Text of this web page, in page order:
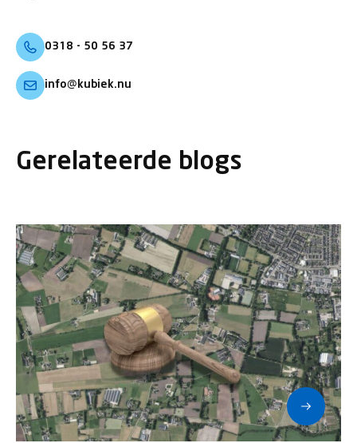
0318 - 50 56 37
info@kubiek.nu
Gerelateerde blogs